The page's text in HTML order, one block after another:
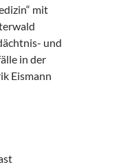
mit
und
in der
Eismann